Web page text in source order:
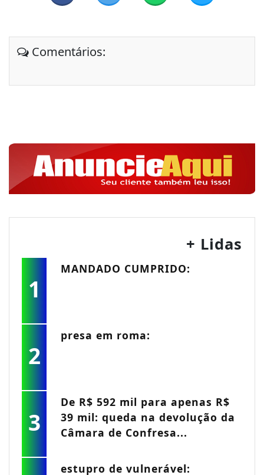
Comentários:
+ Lidas
1
MANDADO CUMPRIDO:
2
presa em roma:
3
De R$ 592 mil para apenas R$
39 mil: queda na devolução da
Câmara de Confresa...
estupro de vulnerável: